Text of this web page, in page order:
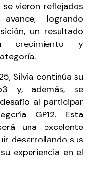
vieron reflejados
logrando
un resultado
crecimiento y
Silvia continúa su
y, además, se
al participar
GP12. Esta
una excelente
desarrollando sus
experiencia en el